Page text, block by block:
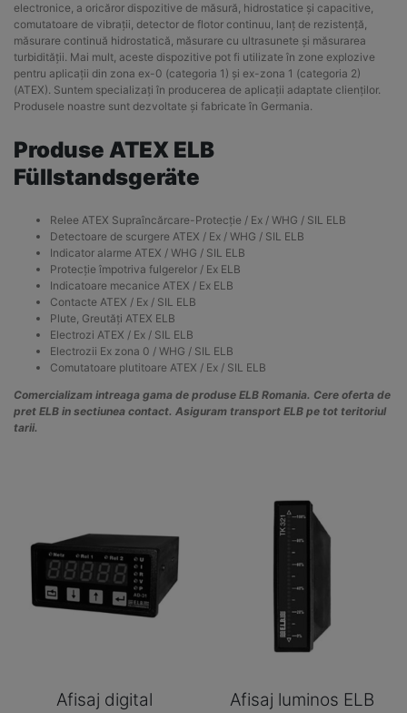
electronice, a oricăror dispozitive de măsură, hidrostatice și capacitive,
comutatoare de vibrații, detector de flotor continuu, lanț de rezistență,
măsurare continuă hidrostatică, măsurare cu ultrasunete și măsurarea
turbidității. Mai mult, aceste dispozitive pot fi utilizate în zone explozive
pentru aplicații din zona ex-0 (categoria 1) și ex-zona 1 (categoria 2)
(ATEX). Suntem specializați în producerea de aplicații adaptate clienților.
Produsele noastre sunt dezvoltate și fabricate în Germania.
Produse ATEX ELB
Füllstandsgeräte
Relee ATEX Supraîncărcare-Protecție / Ex / WHG / SIL ELB
Detectoare de scurgere ATEX / Ex / WHG / SIL ELB
Indicator alarme ATEX / WHG / SIL ELB
Protecție împotriva fulgerelor / Ex ELB
Indicatoare mecanice ATEX / Ex ELB
Contacte ATEX / Ex / SIL ELB
Plute, Greutăți ATEX ELB
Electrozi ATEX / Ex / SIL ELB
Electrozii Ex zona 0 / WHG / SIL ELB
Comutatoare plutitoare ATEX / Ex / SIL ELB
Comercializam intreaga gama de produse ELB Romania. Cere oferta de
pret ELB in sectiunea contact. Asiguram transport ELB pe tot teritoriul
tarii.
Afisaj digital
Afisaj luminos ELB